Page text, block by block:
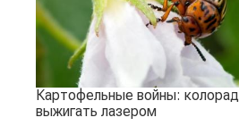
Картофельные войны:
выжигать лазером